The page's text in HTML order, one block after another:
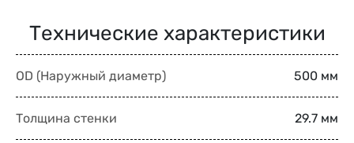
Технические характеристики
OD (Наружный диаметр) 500 мм
Толщина стенки 29.7 мм